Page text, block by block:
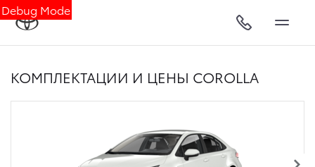
Debug Mode
КОМПЛЕКТАЦИИ И ЦЕНЫ COROLLA